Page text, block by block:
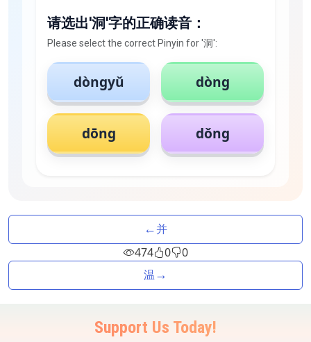
请选出'洞'字的正确读音：
Please select the correct Pinyin for '洞':
dòngyǔ dòng
dōng dǒng
←并
474 0 0
温 →
Support Us Today!